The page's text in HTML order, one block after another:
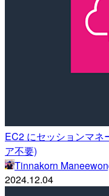
EC2 にセッションマネ
ア不要)
Tinnakorn
2024.12.04